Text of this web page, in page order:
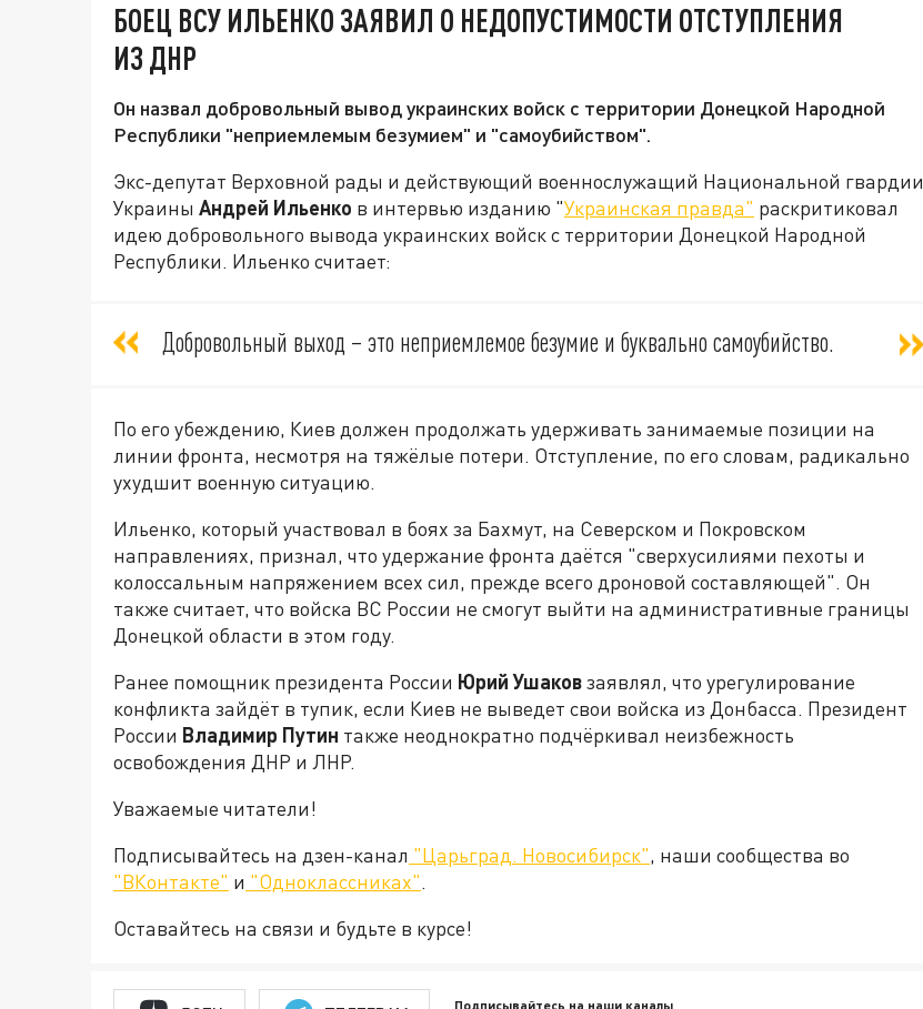
БОЕЦ ВСУ ИЛЬЕНКО ЗАЯВИЛ О НЕДОПУСТИМОСТИ ОТСТУПЛЕНИЯ
ИЗ ДНР
Он назвал добровольный вывод украинских войск с территории Донецкой Народной
Республики "неприемлемым безумием" и "самоубийством".
Экс-депутат Верховной рады и действующий военнослужащий Национальной гвардии
Украины Андрей Ильенко в интервью изданию "Украинская правда" раскритиковал
идею добровольного вывода украинских войск с территории Донецкой Народной
Республики. Ильенко считает:
Добровольный выход – это неприемлемое безумие и буквально самоубийство.
По его убеждению, Киев должен продолжать удерживать занимаемые позиции на
линии фронта, несмотря на тяжёлые потери. Отступление, по его словам, радикально
ухудшит военную ситуацию.
Ильенко, который участвовал в боях за Бахмут, на Северском и Покровском
направлениях, признал, что удержание фронта даётся "сверхусилиями пехоты и
колоссальным напряжением всех сил, прежде всего дроновой составляющей". Он
также считает, что войска ВС России не смогут выйти на административные границы
Донецкой области в этом году.
Ранее помощник президента России Юрий Ушаковзаявлял, что урегулирование
конфликта зайдёт в тупик, если Киев не выведет свои войска из Донбасса. Президент
России Владимир Путин также неоднократно подчёркивал неизбежность
освобождения ДНР и ЛНР.
Уважаемые читатели!
Подписывайтесь на дзен-канал "Царьград. Новосибирск", наши сообщества во
"ВКонтакте" и "Одноклассниках".
Оставайтесь на связи и будьте в курсе!
Подписывайтесь на наши каналы